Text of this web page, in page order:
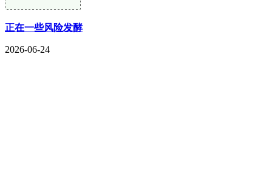
正在一些风险发酵
2026-06-24